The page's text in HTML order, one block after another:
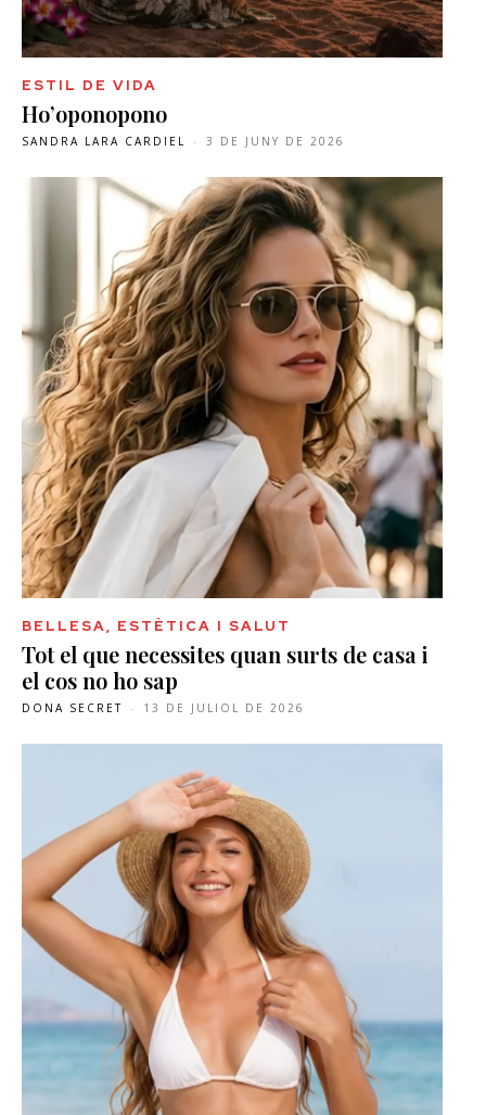
ESTIL DE VIDA
Ho’oponopono
SANDRA LARA CARDIEL - 3 DE JUNY DE 2026
BELLESA, ESTÈTICA I SALUT
Tot el que necessites quan surts de casa i
el cos no ho sap
DONA SECRET - 13 DE JULIOL DE 2026